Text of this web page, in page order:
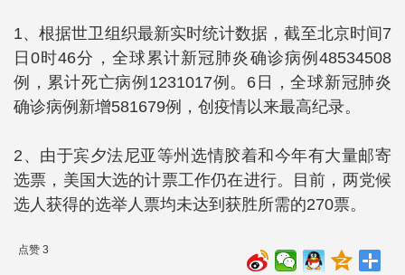
1、根据世卫组织最新实时统计数据，截至北京时间7
日0时46分，全球累计新冠肺炎确诊病例48534508
例，累计死亡病例1231017例。6日，全球新冠肺炎
确诊病例新增581679例，创疫情以来最高纪录。
2、由于宾夕法尼亚等州选情胶着和今年有大量邮寄
选票，美国大选的计票工作仍在进行。目前，两党候
选人获得的选举人票均未达到获胜所需的270票。
点赞 3